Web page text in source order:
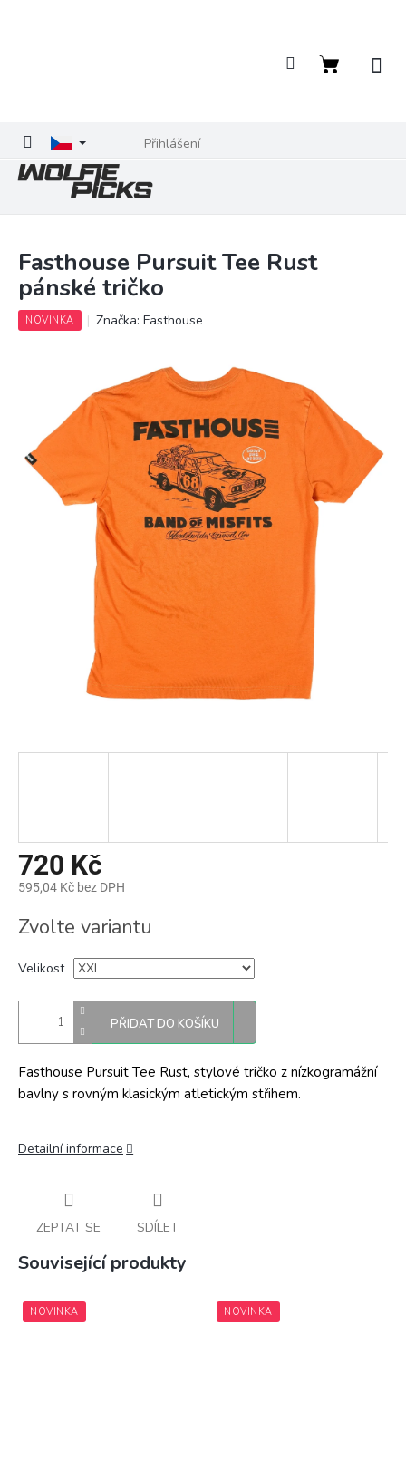
Přihlášení
Nákupní
Fasthouse Pursuit Tee Rust
pánské tričko
NOVINKA Značka:Fasthouse
720 Kč
595,04 Kč bez DPH
cena:
Zvolte variantu
Velikost
PŘIDAT DO KOŠÍKU
Fasthouse Pursuit Tee Rust, stylové tričko z nízkogramážní
bavlny s rovným klasickým atletickým střihem.
Detailní informace
ZEPTAT SE SDÍLET
Související produkty
NOVINKA NOVINKA